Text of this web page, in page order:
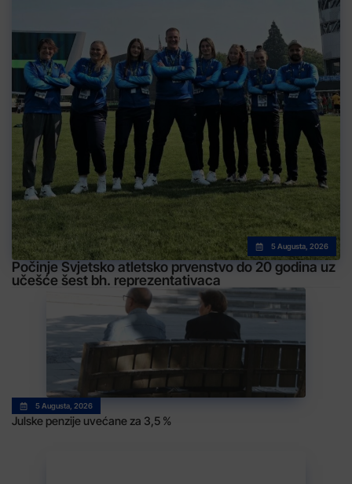
5 Augusta, 2026
Počinje Svjetsko atletsko prvenstvo do 20 godina uz
učešće šest bh. reprezentativaca
5 Augusta, 2026
Julske penzije uvećane za 3,5 %